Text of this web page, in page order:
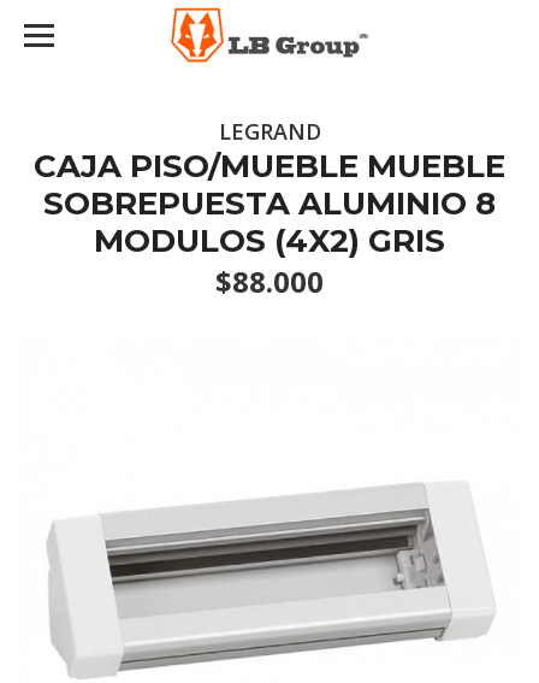
LEGRAND
CAJA PISO/MUEBLE MUEBLE
SOBREPUESTA ALUMINIO 8
MODULOS (4X2) GRIS
$88.000